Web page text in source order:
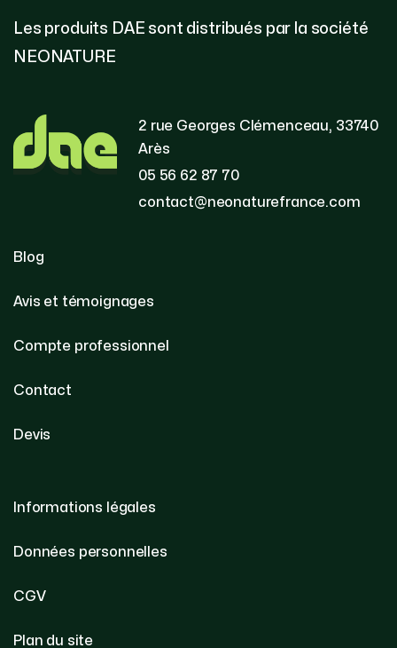
Les produits DAE sont distribués par la société
NEONATURE
2 rue Georges Clémenceau, 33740
Arès
05 56 62 87 70
contact@neonaturefrance.com
Blog
Avis et témoignages
Compte professionnel
Contact
Devis
Informations légales
Données personnelles
CGV
Plan du site